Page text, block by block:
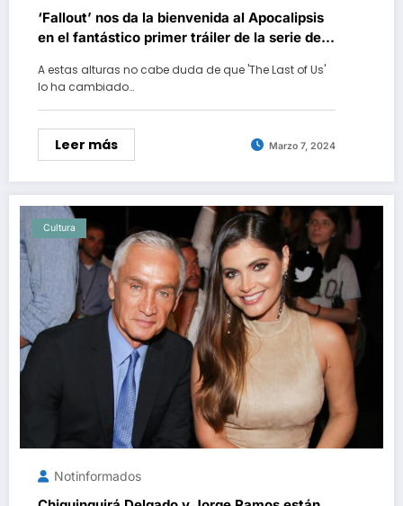
‘Fallout’ nos da la bienvenida al Apocalipsis
en el fantástico primer tráiler de la serie de
videojuego de Bethesda
A estas alturas no cabe duda de que 'The Last of Us'
lo ha cambiado…
Leer más Marzo 7, 2024
Cultura
Notinformados